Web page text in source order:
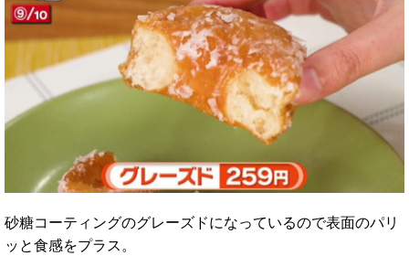
砂糖コーティングのグレーズドになっているので表面のパリ
ッと食感をプラス。